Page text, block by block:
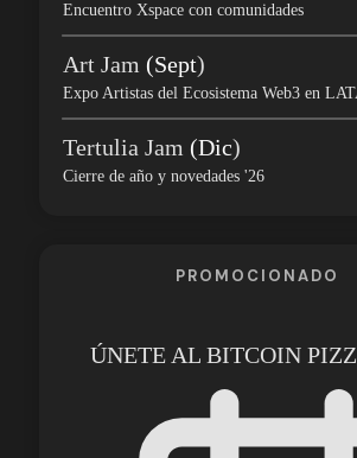
Encuentro Xspace con comunidades
Art Jam (Sept)
Expo Artistas del Ecosistema Web3 en
Tertulia Jam (Dic)
Cierre de año y novedades '26
PROMOCIONADO
ÚNETE AL BITCOIN